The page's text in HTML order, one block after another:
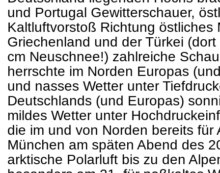
und Portugal Gewitterschauer,
Kaltluftvorstoß Richtung östliches
Griechenland und der Türkei
cm Neuschnee!) zahlreiche
herrschte im Norden Europas
und nasses Wetter unter
Deutschlands (und Europas)
mildes Wetter unter
die im und von Norden bereits für
München am späten Abend des
arktische Polarluft bis zu den